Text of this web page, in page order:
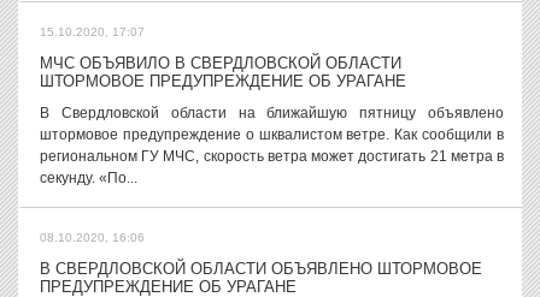
15.10.2020, 17:07
МЧС ОБЪЯВИЛО В СВЕРДЛОВСКОЙ ОБЛАСТИ
ШТОРМОВОЕ ПРЕДУПРЕЖДЕНИЕ ОБ УРАГАНЕ
В Свердловской области на ближайшую пятницу объявлено
штормовое предупреждение о шквалистом ветре. Как сообщили в
региональном ГУ МЧС, скорость ветра может достигать 21 метра в
секунду. «По...
08.10.2020, 16:06
В СВЕРДЛОВСКОЙ ОБЛАСТИ ОБЪЯВЛЕНО ШТОРМОВОЕ
ПРЕДУПРЕЖДЕНИЕ ОБ УРАГАНЕ